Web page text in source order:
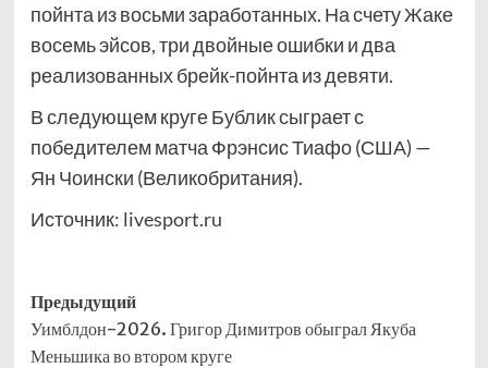
пойнта из восьми заработанных. На счету Жаке
восемь эйсов, три двойные ошибки и два
реализованных брейк-пойнта из девяти.
В следующем круге Бублик сыграет с
победителем матча Фрэнсис Тиафо (США) —
Ян Чоински (Великобритания).
Источник: livesport.ru
Навигация
записи
Предыдущий
Уимблдон-2026. Григор Димитров обыграл Якуба
Меньшика во втором круге